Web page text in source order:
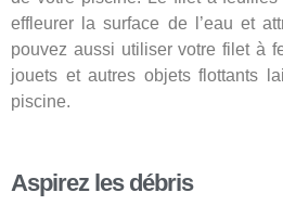
effleurer la surface de l’eau et
pouvez aussi utiliser votre filet à
jouets et autres objets flottants
piscine.
Aspirez les débris